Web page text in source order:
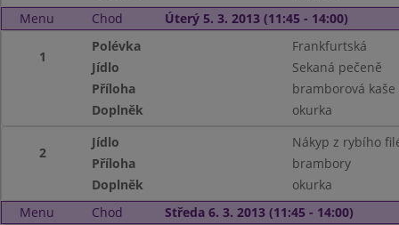
Menu
Chod Úterý 5. 3. 2013 (11:45 - 14:00)
1
Polévka
Frankfurtská
Jídlo
Sekaná pečeně
Příloha
bramborová kaše
Doplněk
okurka
2
Jídlo
Nákyp z rybího
Příloha
brambory
Doplněk
okurka
Menu
Chod Středa 6. 3. 2013 (11:45 - 14:00)